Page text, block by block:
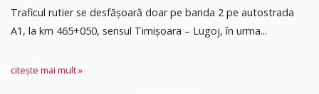
Traficul rutier se desfășoară doar pe banda 2 pe autostrada
A1, la km 465+050, sensul Timişoara – Lugoj, în urma...
citește mai mult »